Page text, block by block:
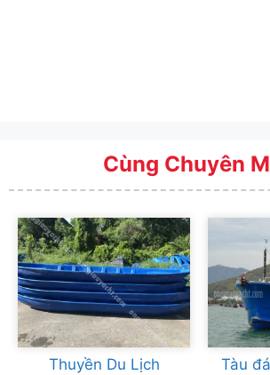
Cùng Chuyên
Thuyền Du Lịch Tàu